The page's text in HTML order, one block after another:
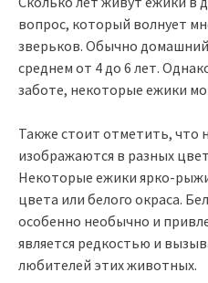
вопрос, который волнует
зверьков. Обычно
среднем от 4 до 6 лет.
заботе, некоторые ежики
Также стоит отметить, что
изображаются в разных
Некоторые ежики ярко-
цвета или белого окраса.
особенно необычно и
является редкостью и
любителей этих животных.